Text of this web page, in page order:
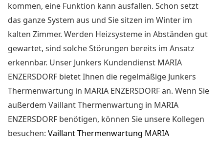
kommen, eine Funktion kann ausfallen. Schon setzt
das ganze System aus und Sie sitzen im Winter im
kalten Zimmer. Werden Heizsysteme in Abständen gut
gewartet, sind solche Störungen bereits im Ansatz
erkennbar. Unser Junkers Kundendienst MARIA
ENZERSDORF bietet Ihnen die regelmäßige Junkers
Thermenwartung in MARIA ENZERSDORFan. Wenn Sie
außerdem Vaillant Thermenwartung in MARIA
ENZERSDORF benötigen, können Sie unsere Kollegen
besuchen: Vaillant Thermenwartung MARIA